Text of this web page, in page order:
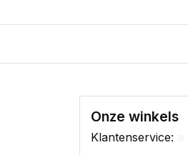
Onze winkels
Klantenservice: